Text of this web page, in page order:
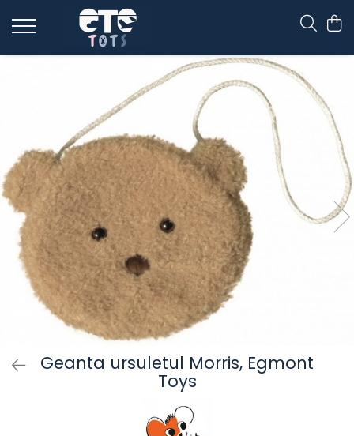
CĂRUCIOARE & SCAUNE AUTO
cărucioare U-GROW
scaune auto pentru avion
accesorii cărucioare
accesorii scaun auto
accesorii scaun avion
Geanta ursuletul Morris, Egmont
Toys